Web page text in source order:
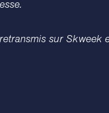
sur Skweek